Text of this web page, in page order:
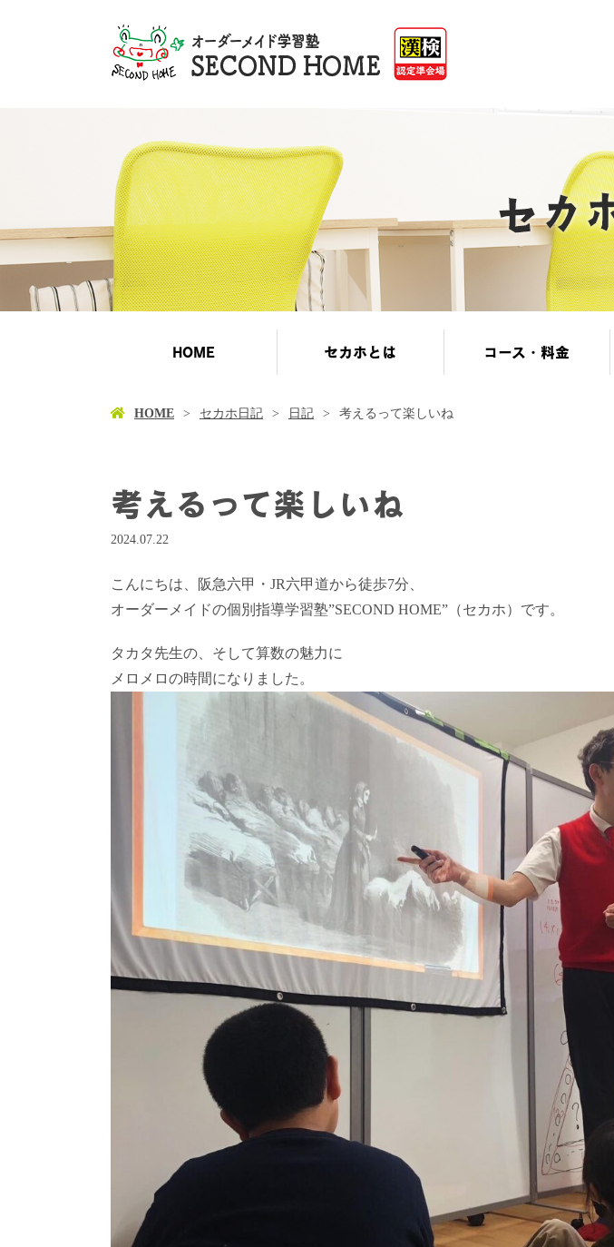
HOME セカホとは コース・料金
HOME セカホ日記 日記 考えるって楽しいね
考えるって楽しいね
2024.07.22
こんにちは、阪急六甲・JR六甲道から徒歩7分、
オーダーメイドの個別指導学習塾”SECOND HOME”（セカホ）です。
タカタ先生の、そして算数の魅力に
メロメロの時間になりました。